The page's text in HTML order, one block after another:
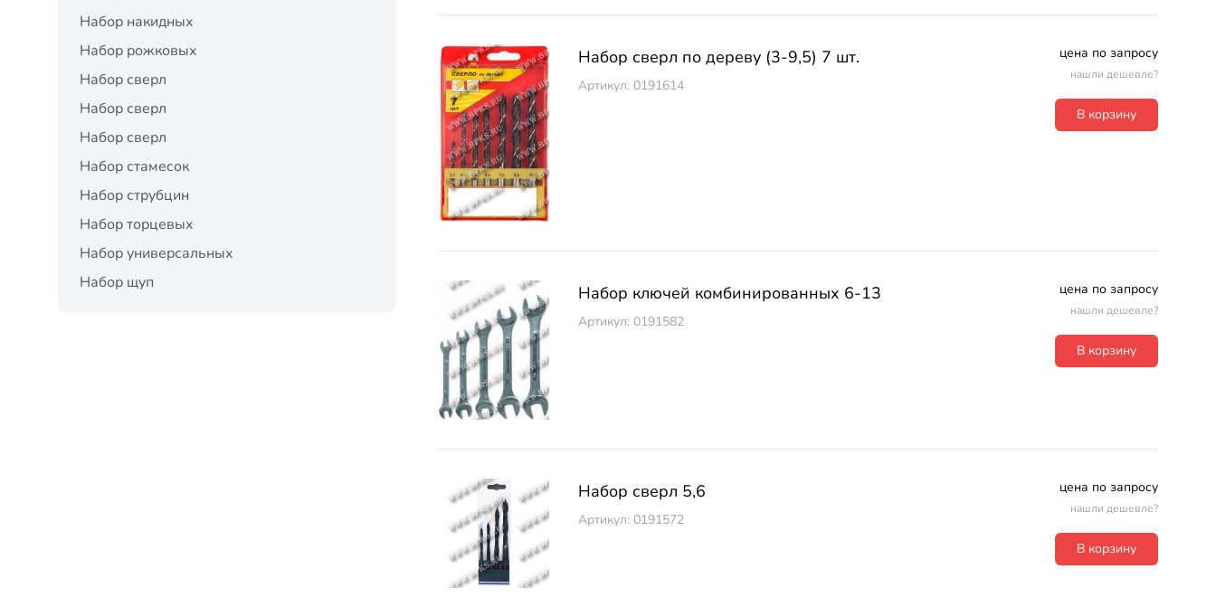
Набор накидных
Набор рожковых
Набор сверл
Набор сверл
Набор сверл
Набор стамесок
Набор струбцин
Набор торцевых
Набор универсальных
Набор щуп
Набор сверл по дереву (3-9,5) 7 шт.
Артикул: 0191614
цена по запросу
нашли дешевле?
В корзину
Набор ключей комбинированных 6-13
Артикул: 0191582
цена по запросу
нашли дешевле?
В корзину
Набор сверл 5,6
Артикул: 0191572
цена по запросу
нашли дешевле?
В корзину